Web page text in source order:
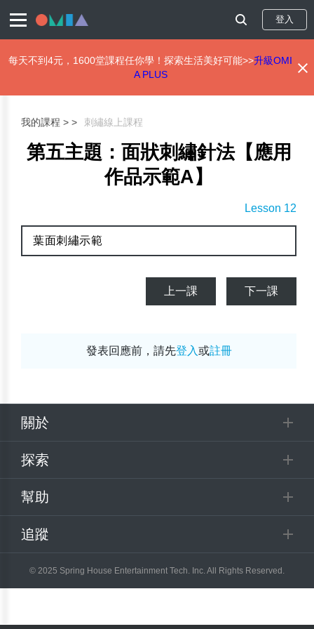
登入
每天不到4元，1600堂課程任你學！探索生活美好可能>>升級OMI
A PLUS
我的課程 > 刺繡線上課程
第五主題：面狀刺繡針法【應用
作品示範A】
Lesson 12
葉面刺繡示範
上一課 下一課
發表回應前，請先登入或註冊
關於
探索
幫助
追蹤
© 2025 Spring House Entertainment Tech. Inc. All Rights Reserved.